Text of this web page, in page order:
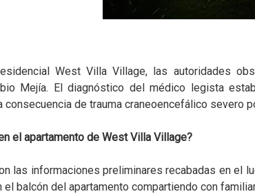
West Villa Village, las autoridades
Mejía. El diagnóstico del médico legista
consecuencia de trauma craneoencefálico severo
el apartamento de West Villa Village?
las informaciones preliminares recabadas en el
el balcón del apartamento compartiendo con